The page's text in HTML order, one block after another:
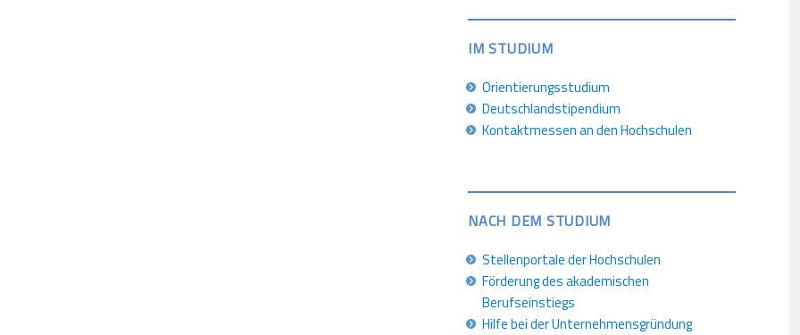
IM STUDIUM
Orientierungsstudium
Deutschlandstipendium
Kontaktmessen an den Hochschulen
NACH DEM STUDIUM
Stellenportale der Hochschulen
Förderung des akademischen
Berufseinstiegs
Hilfe bei der Unternehmensgründung